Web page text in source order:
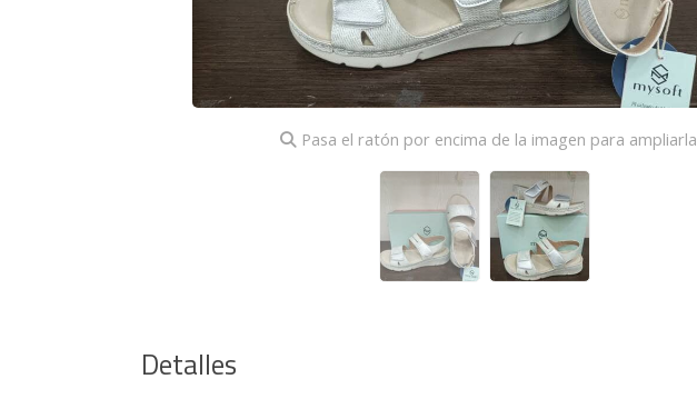
Pasa el ratón por encima de la imagen para ampliarla
Detalles